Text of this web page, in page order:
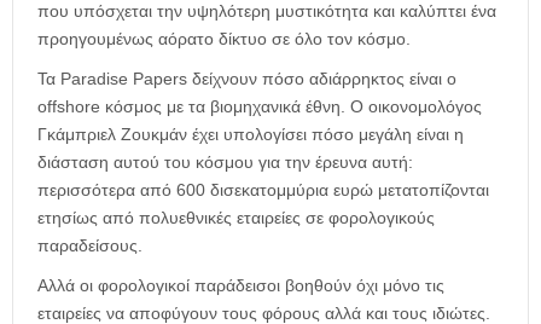
που υπόσχεται την υψηλότερη μυστικότητα και καλύπτει ένα
προηγουμένως αόρατο δίκτυο σε όλο τον κόσμο.
Τα Paradise Papers δείχνουν πόσο αδιάρρηκτος είναι ο
offshore κόσμος με τα βιομηχανικά έθνη. Ο οικονομολόγος
Γκάμπριελ Ζουκμάν έχει υπολογίσει πόσο μεγάλη είναι η
διάσταση αυτού του κόσμου για την έρευνα αυτή:
περισσότερα από 600 δισεκατομμύρια ευρώ μετατοπίζονται
ετησίως από πολυεθνικές εταιρείες σε φορολογικούς
παραδείσους.
Αλλά οι φορολογικοί παράδεισοι βοηθούν όχι μόνο τις
εταιρείες να αποφύγουν τους φόρους αλλά και τους ιδιώτες.